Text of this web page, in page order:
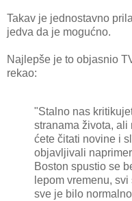
Takav je jednostavno
jedva da je mogućno.
Najlepše je to objasnio
rekao:
"Stalno nas
stranama života, ali
ćete čitati novine i
objavljivali
Boston spustio se
lepom vremenu,
sve je bilo